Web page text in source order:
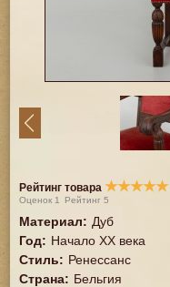
Рейтинг товара ★★★★★
Оценок 1 Рейтинг5
Материал: Дуб
Год: Начало XX века
Стиль: Ренессанс
Страна: Бельгия